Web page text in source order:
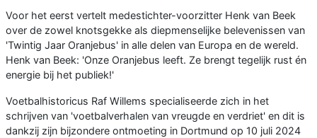
Voor het eerst vertelt medestichter-voorzitter Henk van Beek
over de zowel knotsgekke als diepmenselijke belevenissen van
'Twintig Jaar Oranjebus' in alle delen van Europa en de wereld.
Henk van Beek: 'Onze Oranjebus leeft. Ze brengt tegelijk rust én
energie bij het publiek!'
Voetbalhistoricus Raf Willems specialiseerde zich in het
schrijven van 'voetbalverhalen van vreugde en verdriet' en dit is
dankzij zijn bijzondere ontmoeting in Dortmund op 10 juli 2024